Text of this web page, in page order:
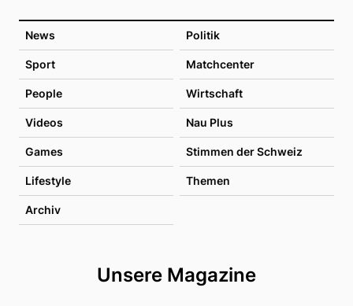
News Politik
Sport Matchcenter
People Wirtschaft
Videos Nau Plus
Games Stimmen der Schweiz
Lifestyle Themen
Archiv
Unsere Magazine